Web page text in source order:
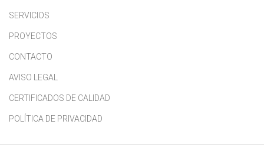
SERVICIOS
PROYECTOS
CONTACTO
AVISO LEGAL
CERTIFICADOS DE CALIDAD
POLÍTICA DE PRIVACIDAD